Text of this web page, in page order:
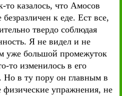
казалось, что Амосов
к еде. Ест все,
твердо соблюдая
Я не видел и не
уже большой промежуток
то изменилось в его
Но в ту пору он главным в
упражнения, не